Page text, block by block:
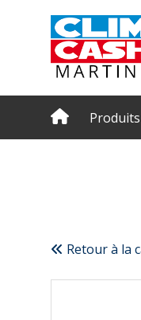
Produits
Retour à la